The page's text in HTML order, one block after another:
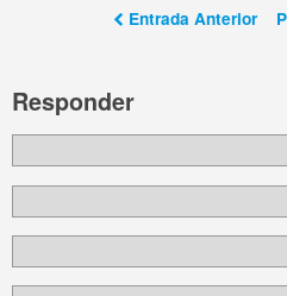
Entrada Anterior
Responder